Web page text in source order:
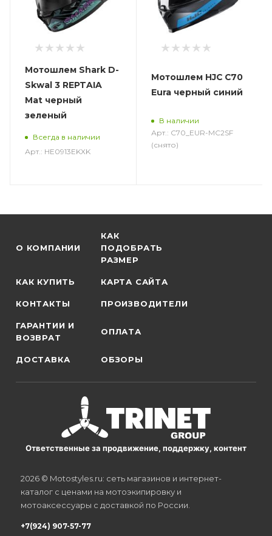
Мотошлем Shark D-
Skwal 3 REPTAIA
Mat черный
зеленый
Всегда в наличии
Арт.: HE0913EKXK
Мотошлем HJC C70
Eura черный синий
В наличии
Арт.: C70_EUR-MC2SF
(снято)
О КОМПАНИИ
КАК
ПОДОБРАТЬ
РАЗМЕР
КАК КУПИТЬ КАРТА САЙТА
КОНТАКТЫ ПРОИЗВОДИТЕЛИ
ГАРАНТИИ И
ВОЗВРАТ
ОПЛАТА
ДОСТАВКА ОБЗОРЫ
Ответственные за продвижение, поддержку, контент
2026 © Motostyles.ru: сеть магазинов и интернет-
каталог с ценами на мотоэкипировку и
мотоаксессуары с доставкой по России.
+7(924) 907-57-77